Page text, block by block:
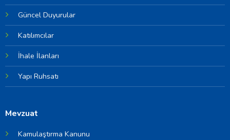
Güncel Duyurular
Katılımcılar
İhale İlanları
Yapı Ruhsatı
Mevzuat
Kamulaştırma Kanunu